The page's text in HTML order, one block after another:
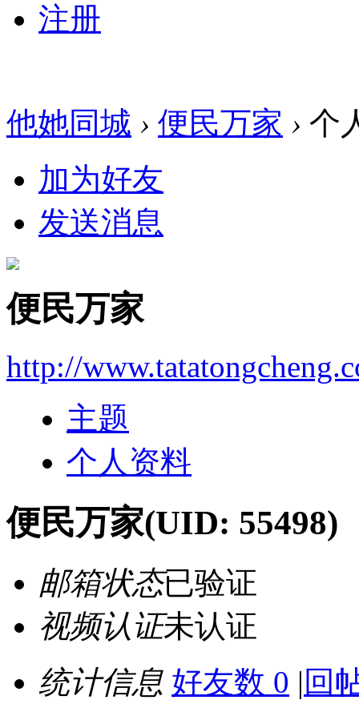
注册
他她同城 › 便民万家 › 个
加为好友
发送消息
便民万家
http://
主题
个人资料
便民万家(UID: 55498)
邮箱状态已验证
视频认证未认证
统计信息 好友数 0 | 回